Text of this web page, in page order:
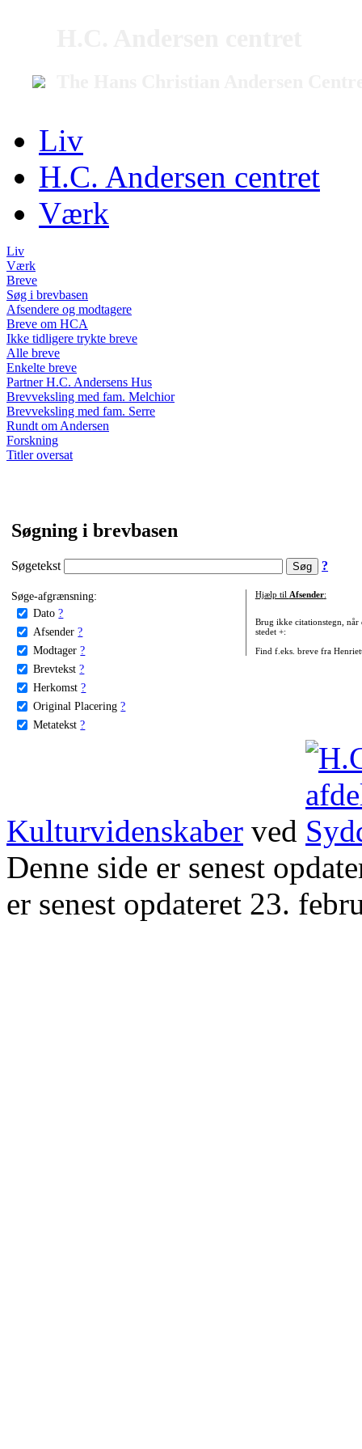
Liv
H.C. Andersen centret
Værk
Liv
Værk
Breve
Søg i brevbasen
Afsendere og modtagere
Breve om HCA
Ikke tidligere trykte breve
Alle breve
Enkelte breve
Partner H.C. Andersens Hus
Brevveksling med fam. Melchior
Brevveksling med fam. Serre
Rundt om Andersen
Forskning
Titler oversat
Søgning i brevbasen
Søgetekst ?
Søge-afgrænsning:
Dato ?
Afsender ?
Modtager ?
Brevtekst ?
Herkomst ?
Original Placering ?
Metatekst ?
Hjælp til Afsender:
Brug ikke citationstegn, når
stedet +:
Find f.eks. breve fra
Kulturvidenskaber ved
Denne side er senest
er senest opdateret 23.